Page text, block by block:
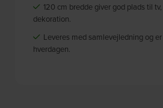
120 cm bredde giver god plads til
dekoration.
Leveres med samlevejledning og
hverdagen.